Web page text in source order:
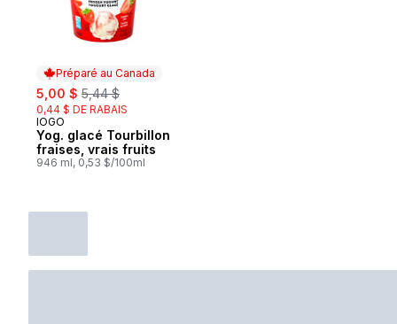
Préparé au Canada
sale:
5,00 $ , formerly:
5,44 $
0,44 $ DE RABAIS
Préparé au Canada
IÖGO
Yog. glacé Tourbillon
fraises, vrais fruits
946 ml, 0,53 $/100ml